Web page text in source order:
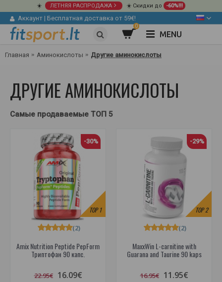
☀️ ЛЕТНЯЯ РАСПРОДАЖА ☀️ Скидки до -60%!!!
Аккаунт | Бесплатная доставка от 59€!
0
MENU
Главная Аминокислоты Другие аминокислоты
ДРУГИЕ АМИНОКИСЛОТЫ
Самые продаваемые ТОП 5
TOP1
-30%
Amix Nutrition Peptide PepForm
Триптофан 90 капс.
(2)
22.95€ 16.09€
TOP2
-29%
MaxxWin L-carnitine with
Guarana and Taurine 90 kaps
(2)
16.95€ 11.95€